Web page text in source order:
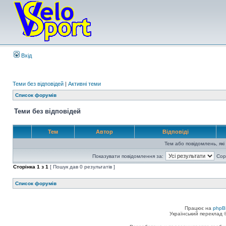
Вхід
Теми без відповідей | Активні теми
Список форумів
Теми без відповідей
Тем Автор Відповіді
Тем або повідомлень,
Показувати повідомлення за:
Сторінка 1 з 1 [ Пошук дав 0 результатів ]
Список форумів
Працює на
Український